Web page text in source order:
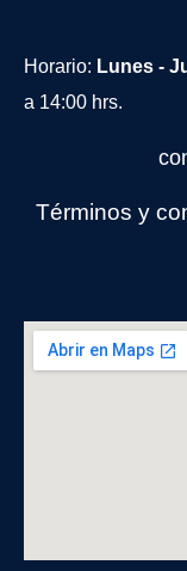
Horario: Lunes -
a 14:00 hrs.
Términos y